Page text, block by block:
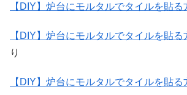
【DIY】炉台にモルタルでタイルを貼る
【DIY】炉台にモルタルでタイルを貼る
り
【DIY】炉台にモルタルでタイルを貼る